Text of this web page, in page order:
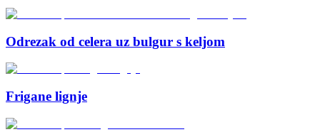
Odrezak od celera uz bulgur s keljom
Frigane lignje